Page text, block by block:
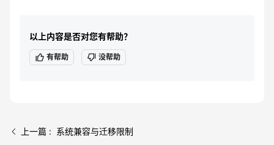
以上内容是否对您有帮助？
有帮助 没帮助
上一篇 : 系统兼容与迁移限制